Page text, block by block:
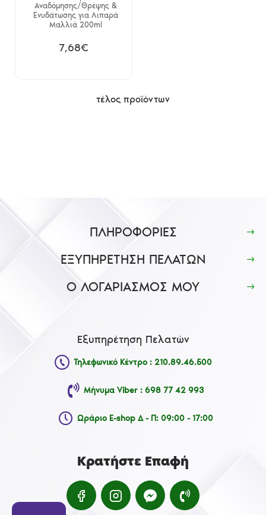
Αναδόμησης/Θρέψης &
Ενυδάτωσης για Λιπαρά
Μαλλιά 200ml
7,68€
τέλος προϊόντων
ΠΛΗΡΟΦΟΡΙΕΣ
ΕΞΥΠΗΡΕΤΗΣΗ ΠΕΛΑΤΩΝ
Ο ΛΟΓΑΡΙΑΣΜΟΣ ΜΟΥ
Εξυπηρέτηση Πελατών
Τηλεφωνικό Κέντρο : 210.89.46.500
Μήνυμα Viber : 698 77 42 993
Ωράριο E-shop Δ - Π: 09:00 - 17:00
Κρατήστε Επαφή